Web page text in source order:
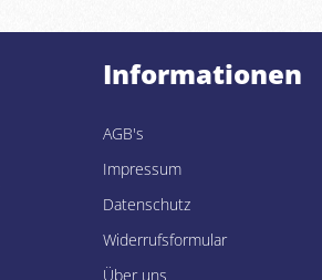
Informationen
AGB's
Impressum
Datenschutz
Widerrufsformular
Über uns